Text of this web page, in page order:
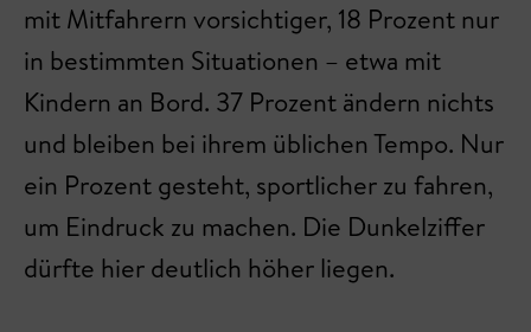
mit Mitfahrern vorsichtiger, 18 Prozent nur
in bestimmten Situationen – etwa mit
Kindern an Bord. 37 Prozent ändern nichts
und bleiben bei ihrem üblichen Tempo. Nur
ein Prozent gesteht, sportlicher zu fahren,
um Eindruck zu machen. Die Dunkelziffer
dürfte hier deutlich höher liegen.